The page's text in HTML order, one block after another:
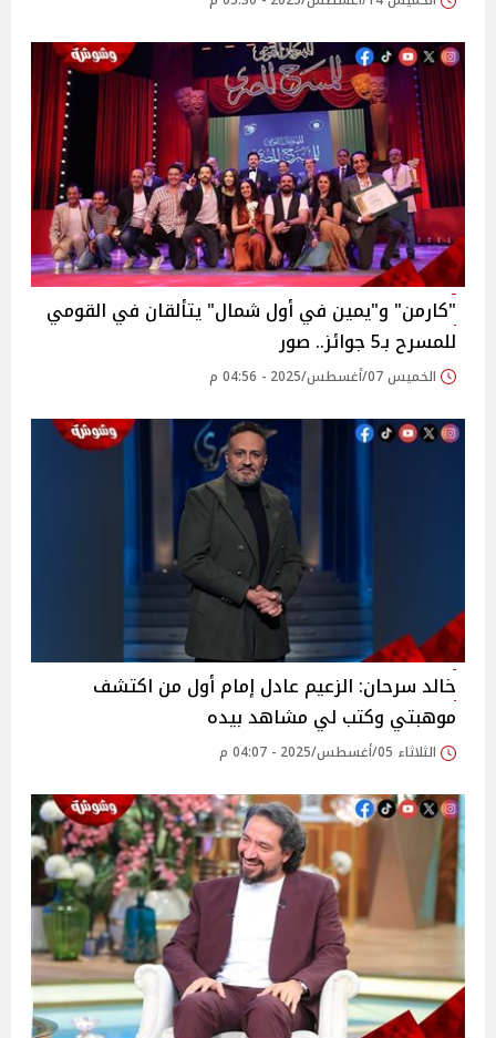
"كارمن" و"يمين في أول شمال" يتألقان في القومي
للمسرح بـ5 جوائز.. صور‎
الخميس 07/أغسطس/2025 - 04:56 م
خالد سرحان: الزعيم عادل إمام أول من اكتشف
موهبتي وكتب لي مشاهد بيده
الثلاثاء 05/أغسطس/2025 - 04:07 م